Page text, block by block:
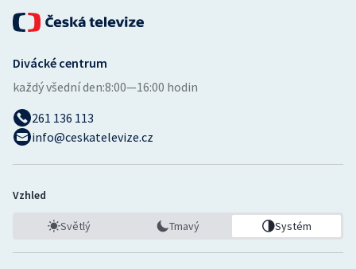
Divácké centrum
každý všední den:8:00—16:00 hodin
261 136 113
info@ceskatelevize.cz
Vzhled
Světlý Tmavý Systém